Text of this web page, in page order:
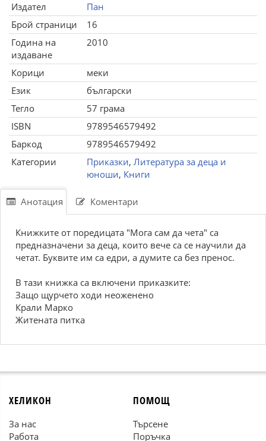
Издател
Пан
Брой страници
16
Година на
издаване
2010
Корици
меки
Език
български
Тегло
57 грама
ISBN
9789546579492
Баркод
9789546579492
Категории
Приказки, Литература за деца и
юноши, Книги
Анотация Коментари
Книжките от поредицата "Мога сам да чета" са
предназначени за деца, които вече са се научили да
четат. Буквите им са едри, а думите са без пренос.
В тази книжка са включени приказките:
Защо щурчето ходи неоженено
Крали Марко
Житената питка
ХЕЛИКОН
За нас
Работа
ПОМОЩ
Търсене
Поръчка